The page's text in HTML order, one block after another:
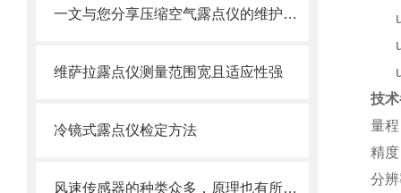
一文与您分享压缩空气露点仪的维护保养方法
维萨拉露点仪测量范围宽且适应性强
冷镜式露点仪检定方法
风速传感器的种类众多，原理也有所不同
技
量
精
分